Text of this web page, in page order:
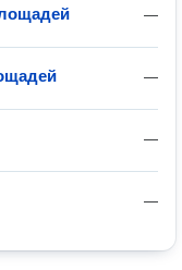
—
—
—
—